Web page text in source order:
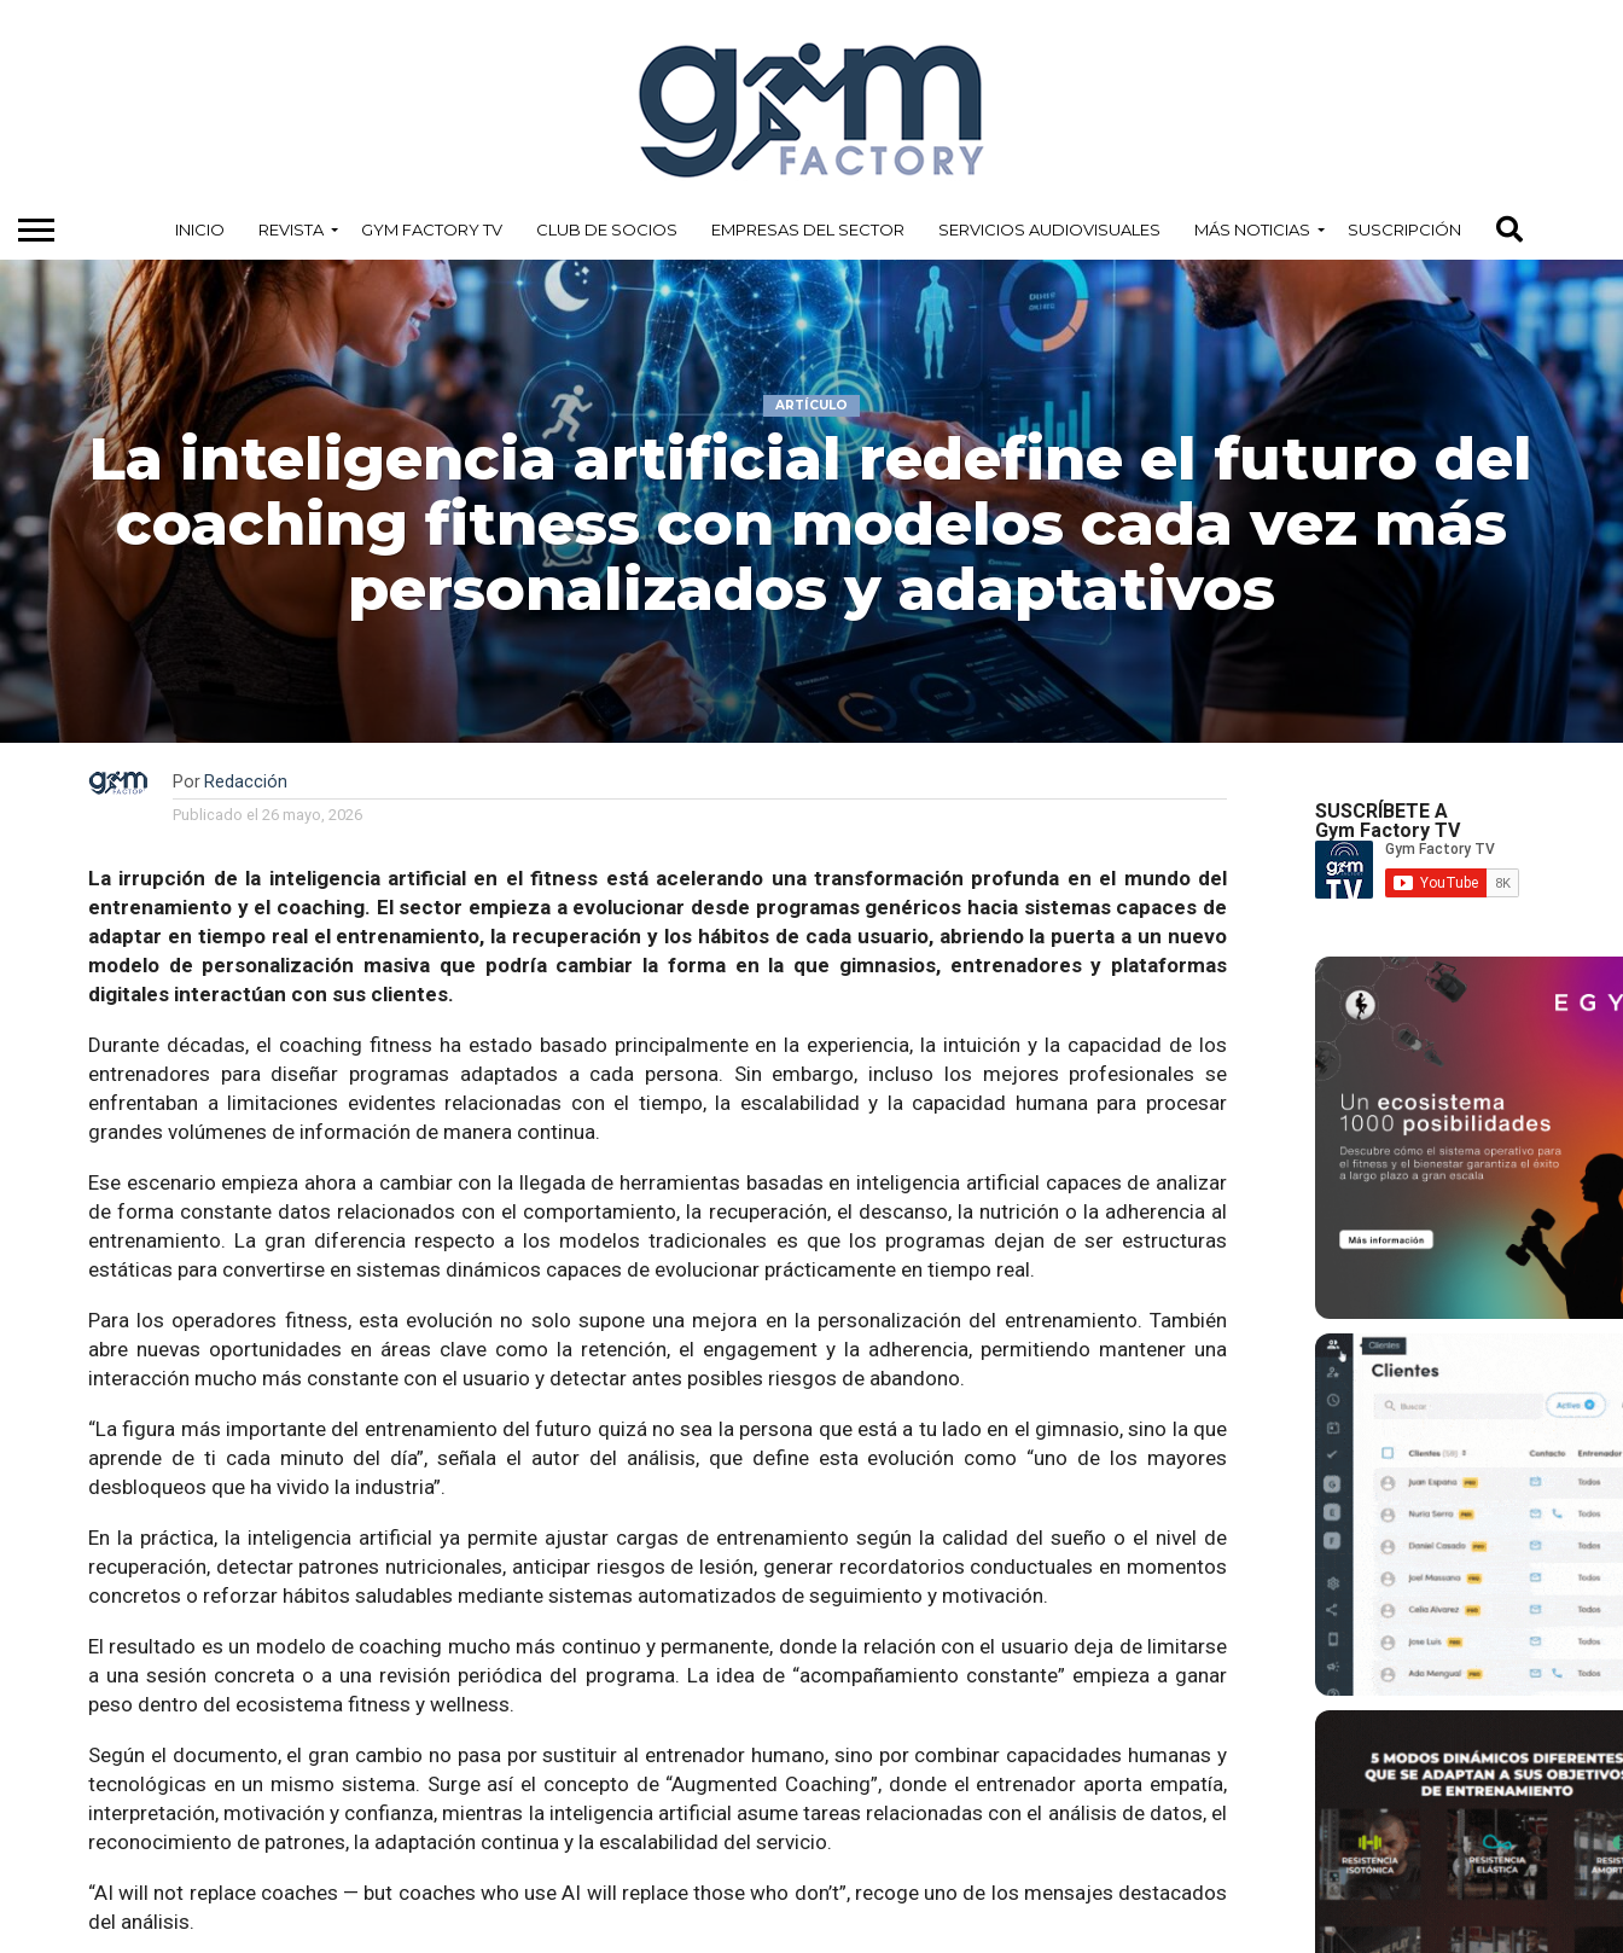
INICIO REVISTA GYM FACTORY TV CLUB DE SOCIOS EMPRESAS DEL SECTOR SERVICIOS AUDIOVISUALES MÁS NOTICIAS SUSCRIPCIÓN
ARTÍCULO
La inteligencia artificial redefine el futuro del
coaching fitness con modelos cada vez más
personalizados y adaptativos
Por Redacción
Publicado el 26 mayo, 2026
La irrupción de la inteligencia artificial en el fitness está acelerando una transformación profunda en el mundo del
entrenamiento y el coaching. El sector empieza a evolucionar desde programas genéricos hacia sistemas capaces de
adaptar en tiempo real el entrenamiento, la recuperación y los hábitos de cada usuario, abriendo la puerta a un nuevo
modelo de personalización masiva que podría cambiar la forma en la que gimnasios, entrenadores y plataformas
digitales interactúan con sus clientes.
Durante décadas, el coaching fitness ha estado basado principalmente en la experiencia, la intuición y la capacidad de los
entrenadores para diseñar programas adaptados a cada persona. Sin embargo, incluso los mejores profesionales se
enfrentaban a limitaciones evidentes relacionadas con el tiempo, la escalabilidad y la capacidad humana para procesar
grandes volúmenes de información de manera continua.
Ese escenario empieza ahora a cambiar con la llegada de herramientas basadas en inteligencia artificial capaces de analizar
de forma constante datos relacionados con el comportamiento, la recuperación, el descanso, la nutrición o la adherencia al
entrenamiento. La gran diferencia respecto a los modelos tradicionales es que los programas dejan de ser estructuras
estáticas para convertirse en sistemas dinámicos capaces de evolucionar prácticamente en tiempo real.
Para los operadores fitness, esta evolución no solo supone una mejora en la personalización del entrenamiento. También
abre nuevas oportunidades en áreas clave como la retención, el engagement y la adherencia, permitiendo mantener una
interacción mucho más constante con el usuario y detectar antes posibles riesgos de abandono.
“La figura más importante del entrenamiento del futuro quizá no sea la persona que está a tu lado en el gimnasio, sino la que
aprende de ti cada minuto del día”, señala el autor del análisis, que define esta evolución como “uno de los mayores
desbloqueos que ha vivido la industria”.
En la práctica, la inteligencia artificial ya permite ajustar cargas de entrenamiento según la calidad del sueño o el nivel de
recuperación, detectar patrones nutricionales, anticipar riesgos de lesión, generar recordatorios conductuales en momentos
concretos o reforzar hábitos saludables mediante sistemas automatizados de seguimiento y motivación.
El resultado es un modelo de coaching mucho más continuo y permanente, donde la relación con el usuario deja de limitarse
a una sesión concreta o a una revisión periódica del programa. La idea de “acompañamiento constante” empieza a ganar
peso dentro del ecosistema fitness y wellness.
Según el documento, el gran cambio no pasa por sustituir al entrenador humano, sino por combinar capacidades humanas y
tecnológicas en un mismo sistema. Surge así el concepto de “Augmented Coaching”, donde el entrenador aporta empatía,
interpretación, motivación y confianza, mientras la inteligencia artificial asume tareas relacionadas con el análisis de datos, el
reconocimiento de patrones, la adaptación continua y la escalabilidad del servicio.
“AI will not replace coaches — but coaches who use AI will replace those who don’t”, recoge uno de los mensajes destacados
del análisis.
SUSCRÍBETE A
Gym Factory TV